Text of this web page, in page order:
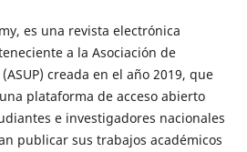
es una revista electrónica
a la Asociación de
creada en el año 2019, que
plataforma de acceso abierto
e investigadores nacionales
publicar sus trabajos académicos